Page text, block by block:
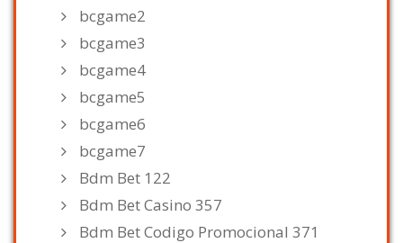
bcgame2
bcgame3
bcgame4
bcgame5
bcgame6
bcgame7
Bdm Bet 122
Bdm Bet Casino 357
Bdm Bet Codigo Promocional 371